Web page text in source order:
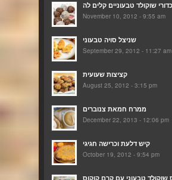
November 10, 2012 - 9:55 am
שניצל סויה טבעוני
September 29, 2012 - 11:27 am
קציצות שעועית
August 25, 2012 - 3:15 pm
ממרח חמאת צנוברים
December 22, 2013 - 12:06 pm
קיש דלעת וכרישה חגיגי
October 19, 2012 - 9:54 pm